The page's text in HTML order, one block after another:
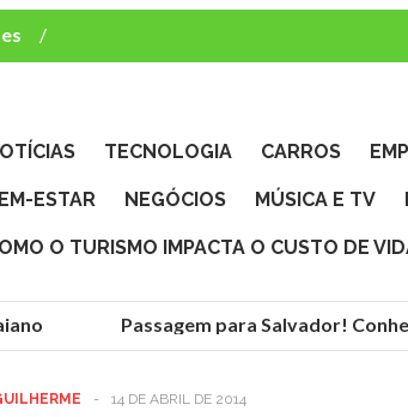
TECNOLOGIA CARROS
ESTAR NEGÓCIOS MÚSICA E TV
O TURISMO IMPACTA O CUSTO DE
Passagem para Salvador!
- 14 DE ABRIL DE 2014